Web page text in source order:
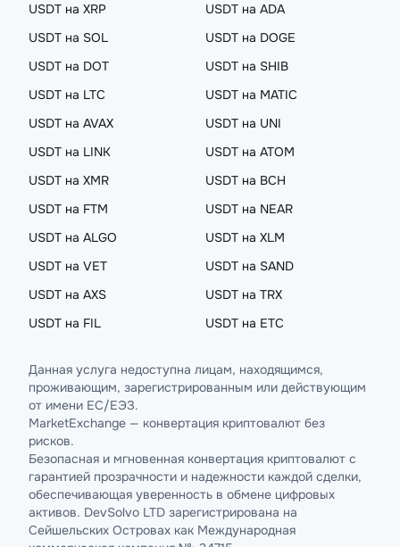
USDT на XRP
USDT на ADA
USDT на SOL
USDT на DOGE
USDT на DOT
USDT на SHIB
USDT на LTC
USDT на MATIC
USDT на AVAX
USDT на UNI
USDT на LINK
USDT на ATOM
USDT на XMR
USDT на BCH
USDT на FTM
USDT на NEAR
USDT на ALGO
USDT на XLM
USDT на VET
USDT на SAND
USDT на AXS
USDT на TRX
USDT на FIL
USDT на ETC
Данная услуга недоступна лицам, находящимся,
проживающим, зарегистрированным или действующим
от имени ЕС/ЕЭЗ.
MarketExchange — конвертация криптовалют без
рисков.
Безопасная и мгновенная конвертация криптовалют с
гарантией прозрачности и надежности каждой сделки,
обеспечивающая уверенность в обмене цифровых
активов. DevSolvo LTD зарегистрирована на
Сейшельских Островах как Международная